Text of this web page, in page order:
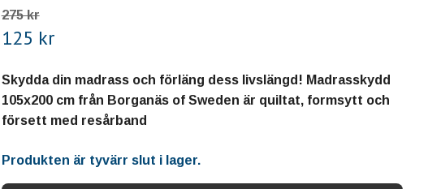
275 kr
125 kr
Skydda din madrass och förläng dess livslängd! Madrasskydd
105x200 cm från Borganäs of Sweden är quiltat, formsytt och
försett med resårband
Produkten är tyvärr slut i lager.